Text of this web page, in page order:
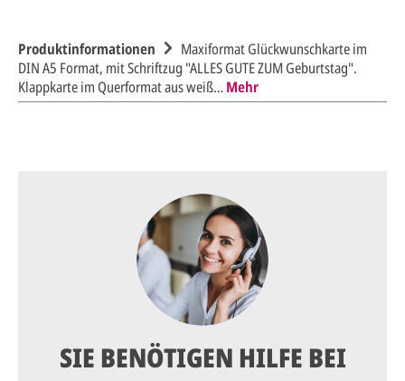
Produktinformationen
Maxiformat Glückwunschkarte im
DIN A5 Format, mit Schriftzug "ALLES GUTE ZUM Geburtstag".
Klappkarte im Querformat aus weiß…Mehr
SIE BENÖTIGEN HILFE BEI